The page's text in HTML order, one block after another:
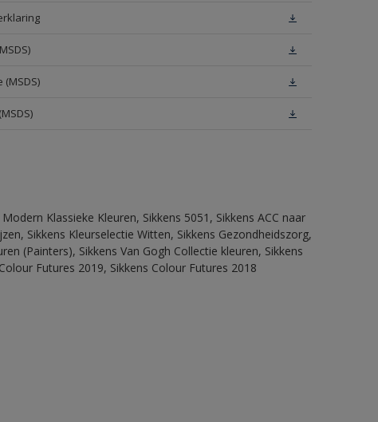
Klassieke Kleuren, Sikkens 5051, Sikkens ACC naar
Sikkens Kleurselectie Witten, Sikkens Gezondheidszorg,
(Painters), Sikkens Van Gogh Collectie kleuren, Sikkens
Futures 2019, Sikkens Colour Futures 2018